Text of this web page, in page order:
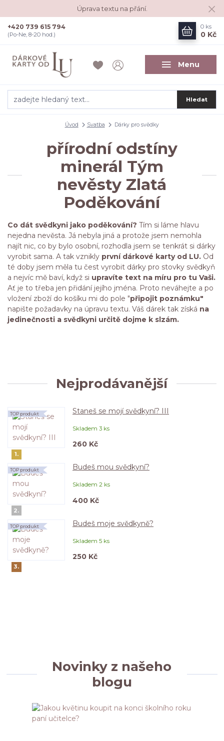
Úprava textu na přání.
Menu
Hledat
+420 739 615 794
(Po-Ne, 8-20 hod.)
0 ks
0 Kč
Úvod Svatba Dárky pro svědky
přírodní odstíny
minerál Tým
nevěsty Zlatá
Poděkování
Co dát svědkyni jako poděkování? Tím si láme hlavu
nejedna nevěsta. Já nebyla jiná a protože jsem nemohla
najít nic, co by bylo osobní, rozhodla jsem se tenkrát si dárky
vyrobit sama. A tak vznikly první dárkové karty od LU. Od
té doby jsem měla tu čest vyrobit dárky pro stovky svědkyň
a nejvíc mě baví, když si upravíte text na míru pro tu Vaši.
Ať je to třeba jen přidání jejího jména. Proto neváhejte a po
vložení zboží do košíku mi do pole "připojit poznámku"
napište požadavky na úpravu textu. Váš dárek tak získá na
jedinečnosti a svědkyni určitě dojme k slzám.
Nejprodávanější
1.
Staneš se mojí svědkyní? III
Skladem 3 ks
TOP produkt
260 Kč
2.
Budeš mou svědkyní?
Skladem 2 ks
TOP produkt
400 Kč
3.
Budeš moje svědkyně?
Skladem 5 ks
TOP produkt
250 Kč
Novinky z našeho
blogu